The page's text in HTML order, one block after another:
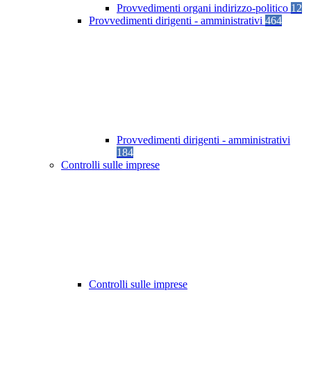
Provvedimenti organi indirizzo-politico 12
Provvedimenti dirigenti - amministrativi 464
Provvedimenti dirigenti - amministrativi
184
Controlli sulle imprese
Controlli sulle imprese